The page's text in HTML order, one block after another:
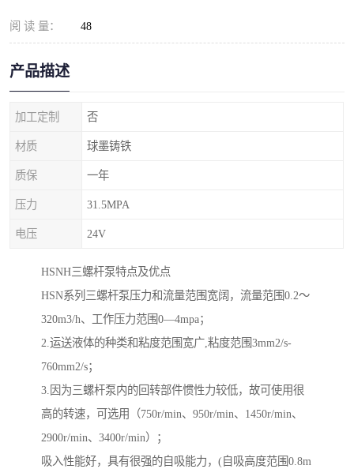
阅 读 量： 48
产品描述
加工定制 否
材质 球墨铸铁
质保 一年
压力 31.5MPA
电压 24V
HSNH三螺杆泵特点及优点
HSN系列三螺杆泵压力和流量范围宽阔，流量范围0.2～
320m3/h、工作压力范围0—4mpa；
2.运送液体的种类和粘度范围宽广,粘度范围3mm2/s-
760mm2/s；
3.因为三螺杆泵内的回转部件惯性力较低，故可使用很
高的转速，可选用（750r/min、950r/min、1450r/min、
2900r/min、3400r/min）；
吸入性能好，具有很强的自吸能力，(自吸高度范围0.8m